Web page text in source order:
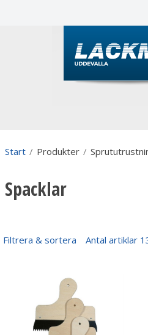
Start / Produkter /
Spacklar
Filtrera & sortera Antal artiklar